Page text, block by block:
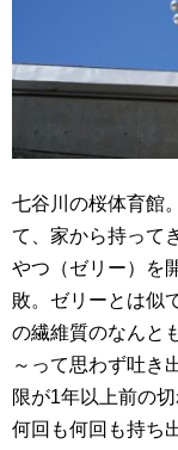
七谷川の桜体育
て、家から持って
やつ（ゼリー）を
敗。ゼリーとは似
の繊維質のなんと
～って思わず吐き
限が1年以上前の
何回も何回も持ち